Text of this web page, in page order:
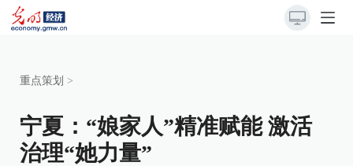
重点策划 >
宁夏：“娘家人”精准赋能 激活
治理“她力量”